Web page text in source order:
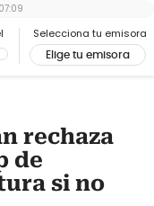
Selecciona tu emisora
Elige tu emisora
07:09
rechaza
de
si no